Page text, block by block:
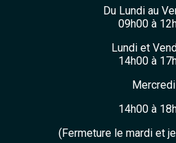
Du Lundi au
09h00 à
Lundi et
14h00 à
Mercredi
14h00 à
(Fermeture le mardi et